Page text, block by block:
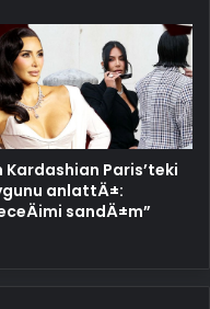
Kardashian Paris’teki
anlattÄ±:
sandÄ±m”